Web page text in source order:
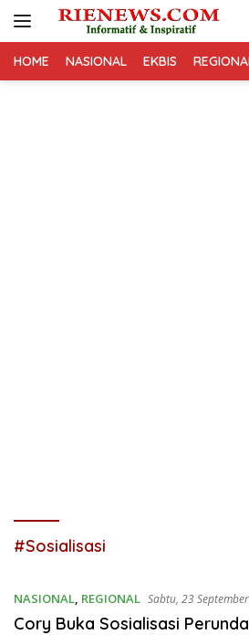
HOME NASIONAL EKBIS
#Sosialisasi
NASIONAL, REGIONAL Sabtu, 23
Cory Buka Sosialisasi